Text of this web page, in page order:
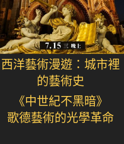
西洋藝術漫遊：城市裡
的藝術史
《中世紀不黑暗》
歌德藝術的光學革命